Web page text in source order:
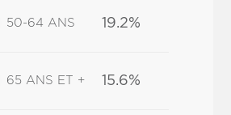
50-64 ANS 19.2%
65 ANS ET + 15.6%